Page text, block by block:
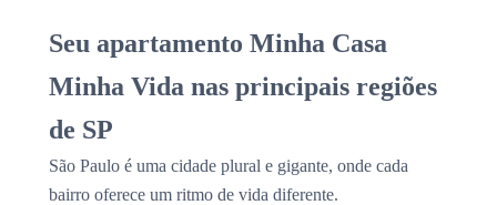
Seu apartamento Minha Casa
Minha Vida nas principais regiões
de SP
São Paulo é uma cidade plural e gigante, onde cada
bairro oferece um ritmo de vida diferente.